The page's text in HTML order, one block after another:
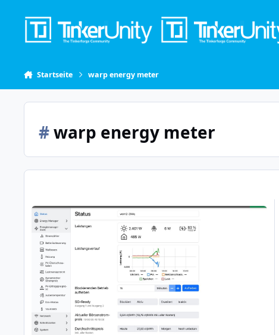
Startseite warp energy meter
#warp energy meter
WEM 2 und Sungrow SH Vorzeichen PV